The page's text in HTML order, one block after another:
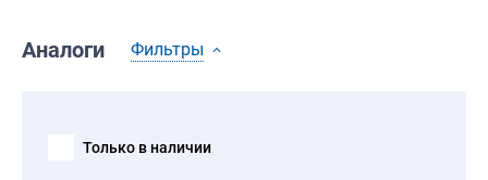
Аналоги Фильтры
Только в наличии